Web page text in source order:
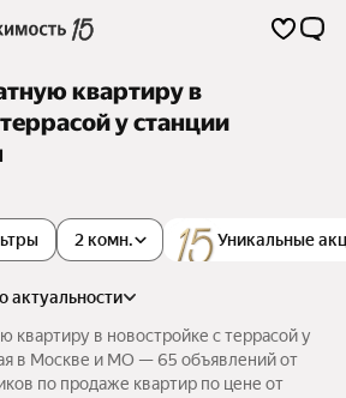
квартиру в
у станции
Уникальные
2 комн.
по актуальности
квартиру в новостройке с террасой у
в Москве и МО — 65 объявлений от
по продаже квартир по цене от